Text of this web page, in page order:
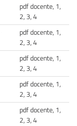
pdf docente, 1,
2, 3, 4
pdf docente, 1,
2, 3, 4
pdf docente, 1,
2, 3, 4
pdf docente, 1,
2, 3, 4
pdf docente, 1,
2, 3, 4